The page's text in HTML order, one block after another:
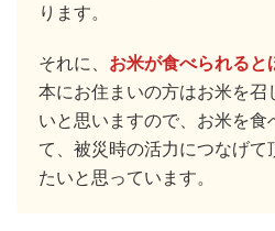
ります。
それに、 お米が食べられると
本にお住まいの方はお米を召
いと思いますので、お米を
て、被災時の活力につなげ
たいと思っています。